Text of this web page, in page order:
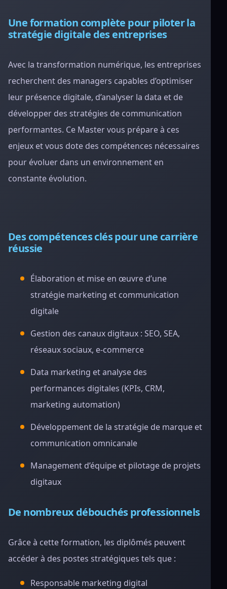
Une formation complète pour piloter la
stratégie digitale des entreprises
Avec la transformation numérique, les entreprises
recherchent des managers capables d’optimiser
leur présence digitale, d’analyser la data et de
développer des stratégies de communication
performantes. Ce Master vous prépare à ces
enjeux et vous dote des compétences nécessaires
pour évoluer dans un environnement en
constante évolution.
Des compétences clés pour une carrière
réussie
Élaboration et mise en œuvre d’une
stratégie marketing et communication
digitale
Gestion des canaux digitaux : SEO, SEA,
réseaux sociaux, e-commerce
Data marketing et analyse des
performances digitales (KPIs, CRM,
marketing automation)
Développement de la stratégie de marque et
communication omnicanale
Management d’équipe et pilotage de projets
digitaux
De nombreux débouchés professionnels
Grâce à cette formation, les diplômés peuvent
accéder à des postes stratégiques tels que :
Responsable marketing digital